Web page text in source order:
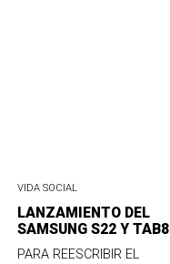
VIDA SOCIAL
LANZAMIENTO DEL
SAMSUNG S22 Y TAB8
PARA REESCRIBIR EL